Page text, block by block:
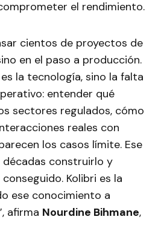
el rendimiento.
cientos de proyectos de
en el paso a producción.
la tecnología, sino la falta
entender qué
sectores regulados, cómo
reales con
los casos límite. Ese
construirlo y
Kolibri es la
ese conocimiento a
afirma Nourdine Bihmane,